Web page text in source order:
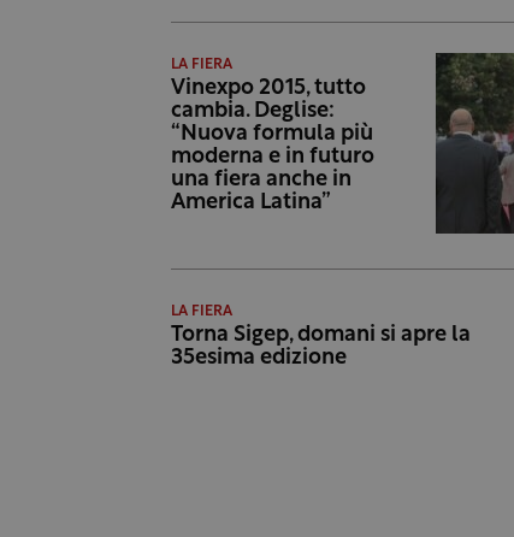
LA FIERA
Vinexpo 2015, tutto
cambia. Deglise:
“Nuova formula più
moderna e in futuro
una fiera anche in
America Latina”
LA FIERA
Torna Sigep, domani si apre la
35esima edizione